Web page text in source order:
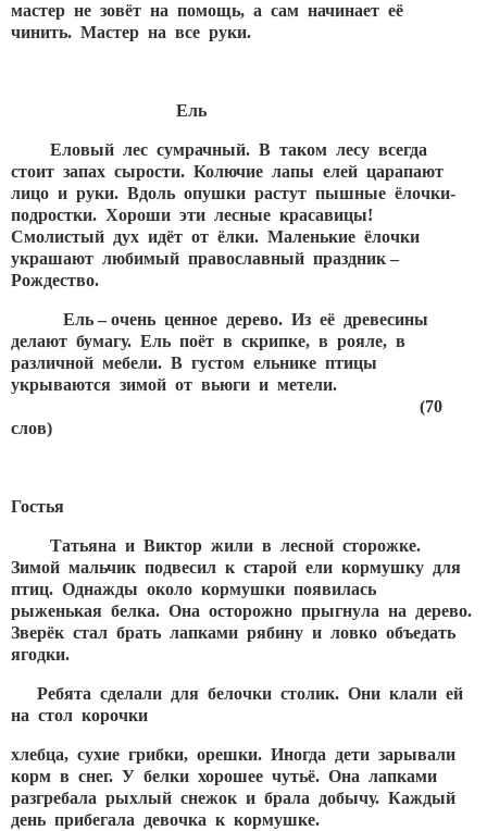
мастер не зовёт на помощь, а сам начинает её
чинить. Мастер на все руки.
Ель
Еловый лес сумрачный. В таком лесу всегда
стоит запах сырости. Колючие лапы елей царапают
лицо и руки. Вдоль опушки растут пышные ёлочки-
подростки. Хороши эти лесные красавицы!
Смолистый дух идёт от ёлки. Маленькие ёлочки
украшают любимый православный праздник –
Рождество.
Ель – очень ценное дерево. Из её древесины
делают бумагу. Ель поёт в скрипке, в рояле, в
различной мебели. В густом ельнике птицы
укрываются зимой от вьюги и метели.
(70
слов)
Гостья
Татьяна и Виктор жили в лесной сторожке.
Зимой мальчик подвесил к старой ели кормушку для
птиц. Однажды около кормушки появилась
рыженькая белка. Она осторожно прыгнула на дерево.
Зверёк стал брать лапками рябину и ловко объедать
ягодки.
Ребята сделали для белочки столик. Они клали ей
на стол корочки
хлебца, сухие грибки, орешки. Иногда дети зарывали
корм в снег. У белки хорошее чутьё. Она лапками
разгребала рыхлый снежок и брала добычу. Каждый
день прибегала девочка к кормушке.